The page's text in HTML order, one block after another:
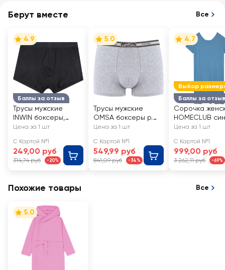
Берут вместе Все
Баллы за отзыв
4.9
Трусы мужские
INWIN боксеры,
черные, Арт.
Цена за 1 шт
С Картой №1
249,00 руб
314,74 руб -20%
5.0
Трусы мужские
OMSA боксеры р.
46–54, серый
черные, Арт. 1234
Цена за 1 шт
С Картой №1
549,99 руб
841,09 руб -34%
Выбор
Баллы за отзыв
4.7
Сорочка
HOMECLUB
Арт. L25204-06
Цена за 1 шт
С Картой №1
999,00 руб
3 262,11 руб -69%
Похожие товары Все
5.0